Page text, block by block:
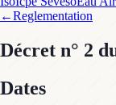
←Reglementation
Décret n° 2
Dates